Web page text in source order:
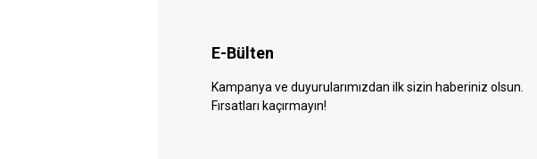
E-Bülten
Kampanya ve duyurularımızdan ilk sizin haberiniz olsun.
Fırsatları kaçırmayın!